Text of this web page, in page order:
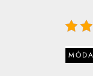
MÓDA